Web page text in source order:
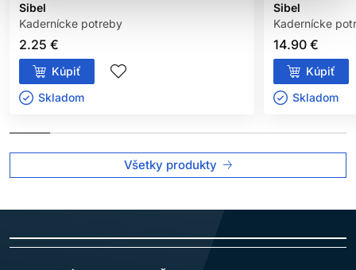
Sibel
Kadernícke potreby
2.25 €
Kúpiť
Skladom ㅤ
Sibel
Kadernícke
14.90 €
Kúpiť
Skladom ㅤ
Všetky produkty